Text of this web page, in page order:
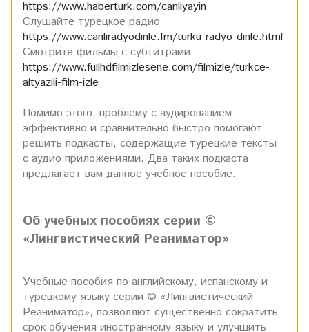
https://www.haberturk.com/canliyayin
Слушайте турецкое радио
https://www.canliradyodinle.fm/turku-radyo-dinle.html
Смотрите фильмы с субтитрами
https://www.fullhdfilmizlesene.com/filmizle/turkce-
altyazili-film-izle
Помимо этого, проблему с аудированием
эффективно и сравнительно быстро помогают
решить подкасты, содержащие турецкие тексты
с аудио приложениями. Два таких подкаста
предлагает вам данное учебное пособие.
Об учебных пособиях серии ©
«Лингвистический Реаниматор»
Учебные пособия по английскому, испанскому и
турецкому языку серии © «Лингвистический
Реаниматор», позволяют существенно сократить
срок обучения иностранному языку и улучшить